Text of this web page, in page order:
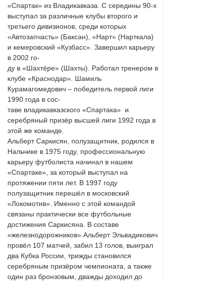
«Спартак» из Владикавказа. С середины 90-х
выступал за различные клубы второго и
третьего дивизионов, среди которых
«Автозапчасть» (Баксан), «Нарт» (Нарткала)
и кемеровский «Кузбасс». Завершил карьеру
в 2002 го-
ду в «Шахтёре» (Шахты). Работал тренером в
клубе «Краснодар». Шамиль
Курамагомедович – победитель первой лиги
1990 года в сос-
таве владикавказского «Спартака» и
серебряный призёр высшей лиги 1992 года в
этой же команде.
Альберт Саркисян, полузащитник, родился в
Нальчике в 1975 году, профессиональную
карьеру футболиста начинал в нашем
«Спартаке», за который выступал на
протяжении пяти лет. В 1997 году
полузащитник перешёл в московский
«Локомотив». Именно с этой командой
связаны практически все футбольные
достижения Саркисяна. В составе
«железнодорожников» Альберт Эльвадикович
провёл 107 матчей, забил 13 голов, выиграл
два Кубка России, трижды становился
серебряным призёром чемпионата, а также
один раз бронзовым, дважды доходил до